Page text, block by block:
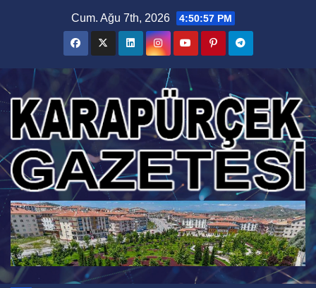
Cum. Ağu 7th, 2026 4:50:58 PM